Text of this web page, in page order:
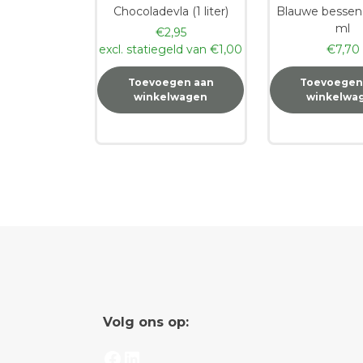
Chocoladevla (1 liter)
€2,95
excl. statiegeld van€1,00
Toevoegen aan
winkelwagen
Blauwe
ml
€7,70
Volg ons op: